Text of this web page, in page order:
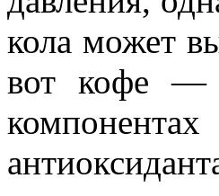
кола может
вот кофе —